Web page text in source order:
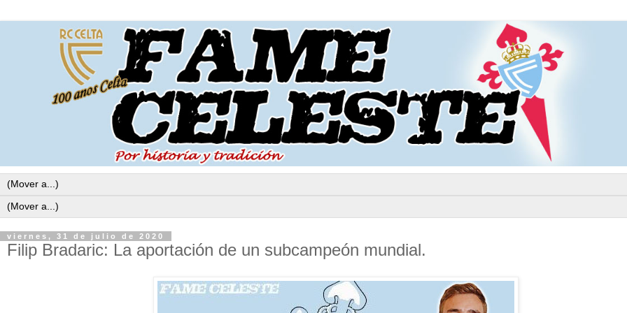
viernes, 31 de julio de 2020
Filip Bradaric: La aportación de un subcampeón mundial.